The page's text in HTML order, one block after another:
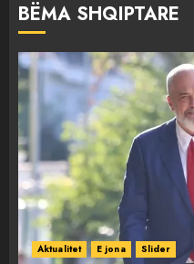
BËMA SHQIPTARE
Aktualitet E jona Slider